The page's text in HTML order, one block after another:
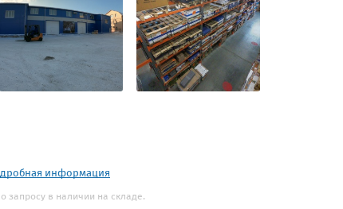
информация
запросу в наличии на складе.